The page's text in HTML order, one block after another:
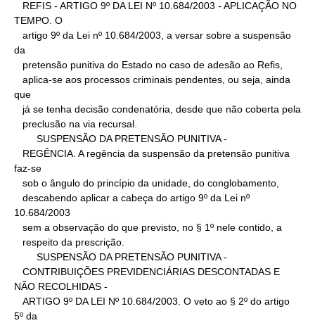
TEMPO. O
da
que
faz-se
10.684/2003
NÃO RECOLHIDAS -
5º da